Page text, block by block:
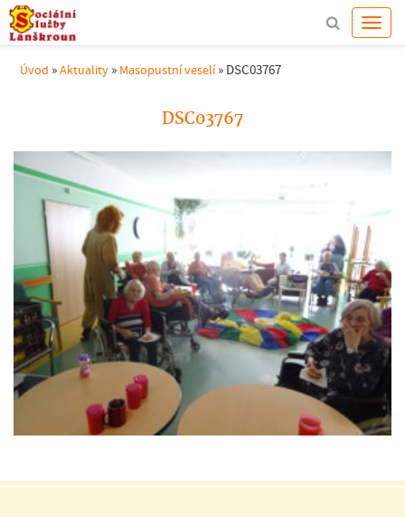
Úvod »Aktuality » Masopustní veselí» DSC03767
DSC03767